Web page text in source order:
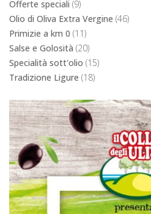
Offerte speciali (9)
Olio di Oliva Extra Vergine (46)
Primizie a km 0 (11)
Salse e Golosità (20)
Specialità sott'olio (15)
Tradizione Ligure (18)